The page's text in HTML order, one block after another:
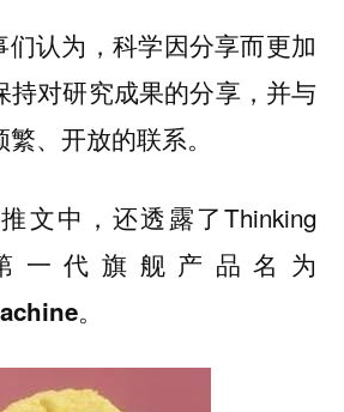
们认为，科学因分享而更加
持对研究成果的分享，并与
、开放的联系。
文中，还透露了Thinking
第一代旗舰产品名为
。